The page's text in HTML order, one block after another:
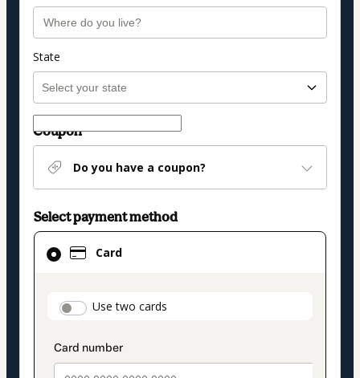
State
Coupon
Do you have a coupon?
Select payment method
Card
payment_data.section_title_v2
Use two cards
Card
selected
method